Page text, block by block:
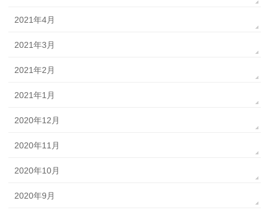
2021年4月
2021年3月
2021年2月
2021年1月
2020年12月
2020年11月
2020年10月
2020年9月